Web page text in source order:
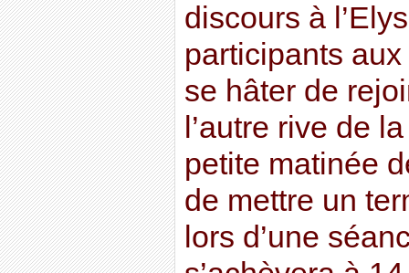
discours à
participants
se hâter de
l’autre rive de
petite matinée
de mettre un
lors d’une